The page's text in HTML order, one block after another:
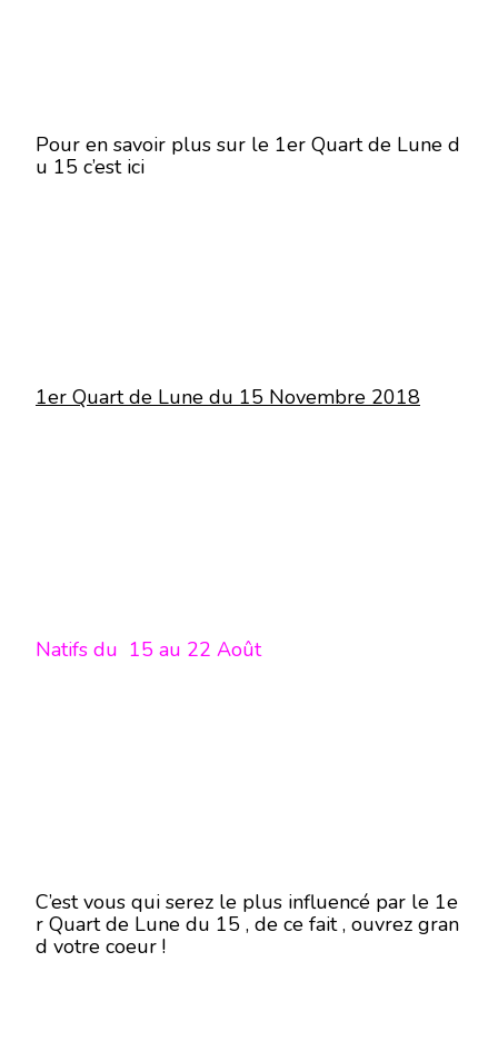
Pour en savoir plus sur le 1er Quart de Lune d
u 15 c’est ici
1er Quart de Lune du 15 Novembre 2018
Natifs du 15 au 22 Août
C’est vous qui serez le plus influencé par le 1e
r Quart de Lune du 15 , de ce fait , ouvrez gran
d votre coeur !